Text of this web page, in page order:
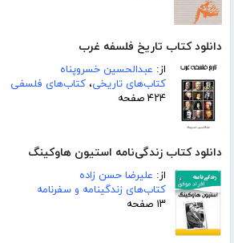
دانلود کتاب تاریخ فلسفه غرب
از: عبدالحسین خسروپناه
کتاب‌های تاریخی، کتاب‌های فلسفی
۴۲۴ صفحه
دانلود کتاب زندگی‌نامه استیون هاوکینگ
از: علیرضا حسن زاده
کتاب‌های زندگینامه و سفرنامه
۱۳ صفحه